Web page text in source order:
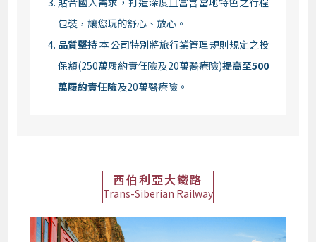
包裝，讓您玩的舒心、放心。
品質堅持本公司特別將旅行業管理規則規定之投
保額(250萬履約責任險及20萬醫療險)提高至500
萬履約責任險及20萬醫療險。
西伯利亞大鐵路
Trans-Siberian Railway